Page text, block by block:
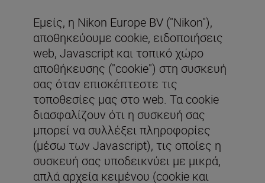
Εμείς, η Nikon Europe BV ("Nikon"),
αποθηκεύουμε cookie, ειδοποιήσεις
web, Javascript και τοπικό χώρο
αποθήκευσης ("cookie") στη συσκευή
σας όταν επισκέπτεστε τις
τοποθεσίες μας στο web. Τα cookie
διασφαλίζουν ότι η συσκευή σας
μπορεί να συλλέξει πληροφορίες
(μέσω των Javascript), τις οποίες η
συσκευή σας υποδεικνύει με μικρά,
απλά αρχεία κειμένου (cookie και